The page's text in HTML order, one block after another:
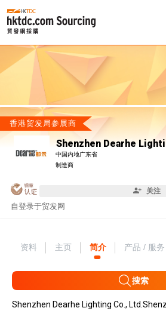
香港贸发局参展商
Shenzhen Dearhe
中国内地广东省
制造商
关注
自登录于贸发网
资料 主页 简介 产品 / 服务
搜索
Shenzhen Dearhe Lighting Co.,